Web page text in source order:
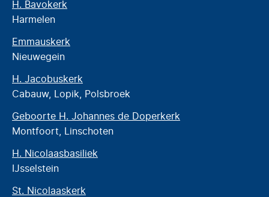
H. Bavokerk
Harmelen
Emmauskerk
Nieuwegein
H. Jacobuskerk
Cabauw, Lopik, Polsbroek
Geboorte H. Johannes de Doperkerk
Montfoort, Linschoten
H. Nicolaasbasiliek
IJsselstein
St. Nicolaaskerk